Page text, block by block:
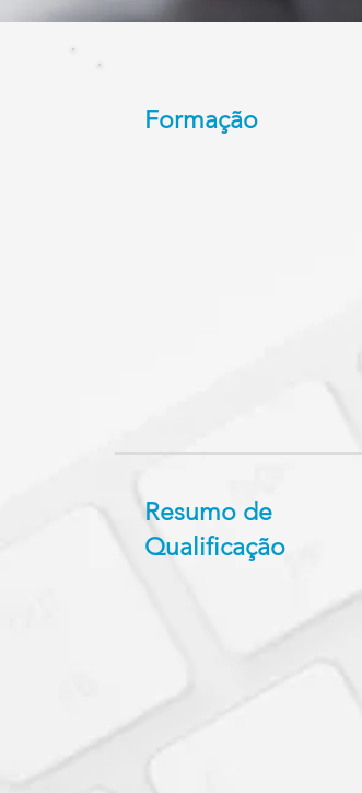
Formação
Resumo de
Qualificação